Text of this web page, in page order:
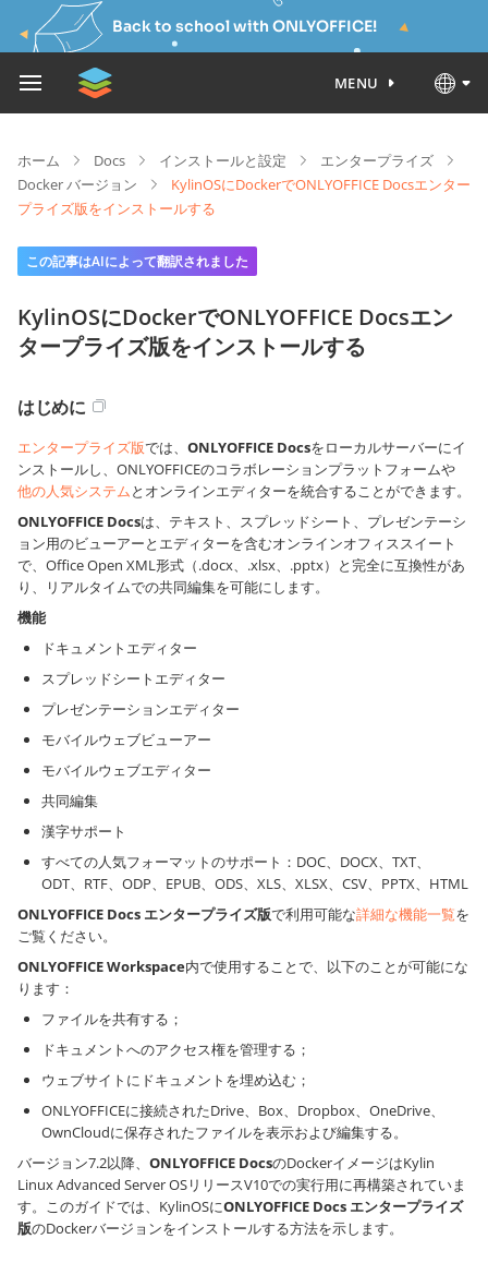
Back to school with ONLYOFFICE!
MENU
ホーム Docs インストールと設定
エンタープライズ
Docker バージョン
KylinOSにDockerでONLYOFFICE Docsエンター
プライズ版をインストールする
この記事はAIによって翻訳されました
KylinOSにDockerでONLYOFFICE Docsエン
タープライズ版をインストールする
はじめに
エンタープライズ版では、 ONLYOFFICE Docsをローカルサーバーにイ
ンストールし、ONLYOFFICEのコラボレーションプラットフォームや
他の人気システムとオンラインエディターを統合することができます。
ONLYOFFICE Docsは、テキスト、スプレッドシート、プレゼンテーシ
ョン用のビューアーとエディターを含むオンラインオフィススイート
で、Office Open XML形式（.docx、.xlsx、.pptx）と完全に互換性があ
り、リアルタイムでの共同編集を可能にします。
機能
ドキュメントエディター
スプレッドシートエディター
プレゼンテーションエディター
モバイルウェブビューアー
モバイルウェブエディター
共同編集
漢字サポート
すべての人気フォーマットのサポート：DOC、DOCX、TXT、
ODT、RTF、ODP、EPUB、ODS、XLS、XLSX、CSV、PPTX、HTML
ONLYOFFICE Docs エンタープライズ版で利用可能な詳細な機能一覧を
ご覧ください。
ONLYOFFICE Workspace内で使用することで、以下のことが可能にな
ります：
ファイルを共有する；
ドキュメントへのアクセス権を管理する；
ウェブサイトにドキュメントを埋め込む；
ONLYOFFICEに接続されたDrive、Box、Dropbox、OneDrive、
OwnCloudに保存されたファイルを表示および編集する。
バージョン7.2以降、 ONLYOFFICE DocsのDockerイメージはKylin
Linux Advanced Server OSリリースV10での実行用に再構築されていま
す。このガイドでは、KylinOSにONLYOFFICE Docs エンタープライズ
版のDockerバージョンをインストールする方法を示します。